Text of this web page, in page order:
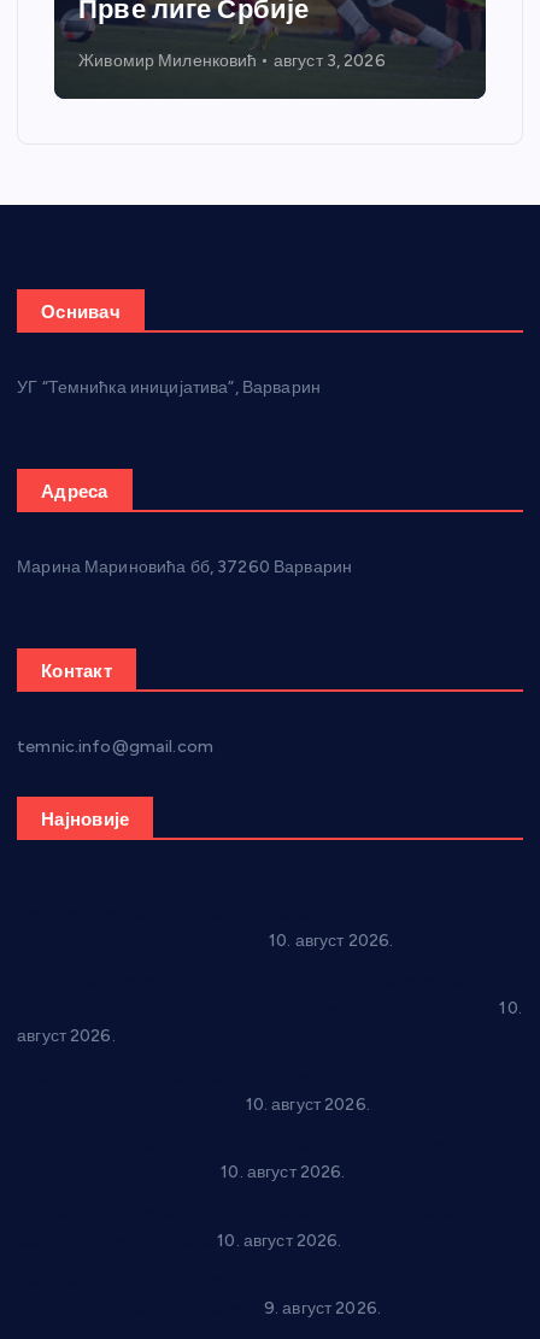
Прве лиге Србије
Живомир Миленковић август 3, 2026
Оснивач
УГ “Темнићка иницијатива”, Варварин
Адреса
Марина Мариновића бб, 37260 Варварин
Контакт
temnic.info@gmail.com
Најновије
10. август 2026.
10.
август 2026.
10. август 2026.
10. август 2026.
10. август 2026.
9. август 2026.